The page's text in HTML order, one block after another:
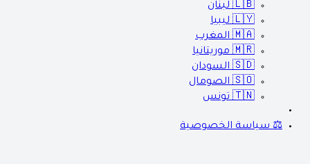
🇱🇧 لبنان
🇱🇾 ليبيا
🇲🇦 المغرب
🇲🇷 موريتانيا
🇸🇩 السودان
🇸🇴 الصومال
🇹🇳 تونس
⚖️ سياسة الخصوصية